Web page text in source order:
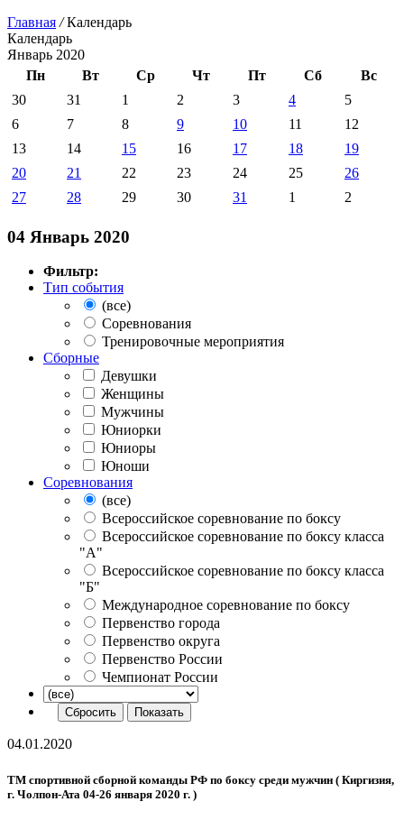
Главная /Календарь
Календарь
Январь 2020
Пн
Вт Ср Чт Пт Сб
Вс
30
31 1 2 3 4
5
6
7 8 9 10 11
12
13
14 15 16 17 18
19
20
21 22 23 24 25
26
27
28 29 30 31 1 2
04 Январь 2020
Фильтр:
Тип события
(все)
Соревнования
Тренировочные мероприятия
Сборные
Девушки
Женщины
Мужчины
Юниорки
Юниоры
Юноши
Соревнования
(все)
Всероссийское соревнование по боксу
Всероссийское соревнование по боксу класса
"А"
Всероссийское соревнование по боксу класса
"Б"
Международное соревнование по боксу
Первенство города
Первенство округа
Первенство России
Чемпионат России
04.01.2020
ТМ спортивной сборной команды РФ по боксу среди мужчин ( Киргизия,
г. Чолпон-Ата 04-26 января 2020 г. )